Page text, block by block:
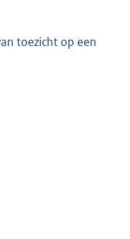
toezicht op een